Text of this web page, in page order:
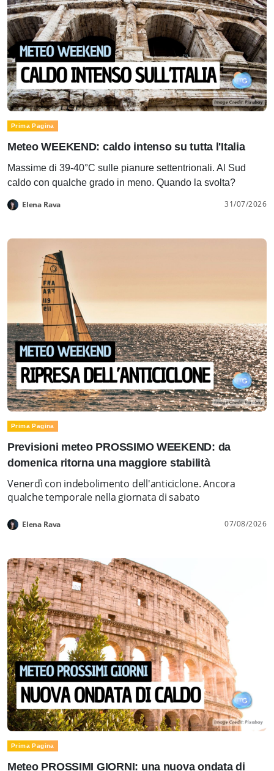
Prima Pagina
Meteo WEEKEND: caldo intenso su tutta l'Italia
Massime di 39-40°C sulle pianure settentrionali. Al Sud
caldo con qualche grado in meno. Quando la svolta?
Elena Rava 31/07/2026
Prima Pagina
Previsioni meteo PROSSIMO WEEKEND: da
domenica ritorna una maggiore stabilità
Venerdì con indebolimento dell'anticiclone. Ancora
qualche temporale nella giornata di sabato
Elena Rava 07/08/2026
Prima Pagina
Meteo PROSSIMI GIORNI: una nuova ondata di